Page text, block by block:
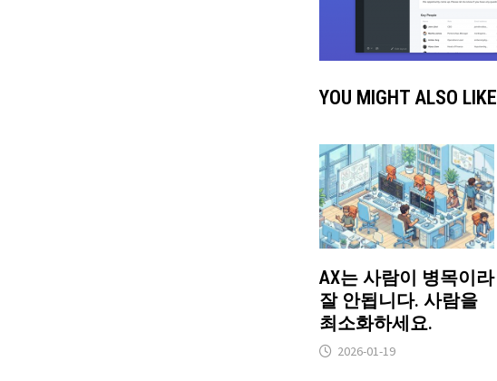
YOU MIGHT ALSO LIKE
AX는 사람이 병목이라
잘 안됩니다. 사람을
최소화하세요.
2026-01-19